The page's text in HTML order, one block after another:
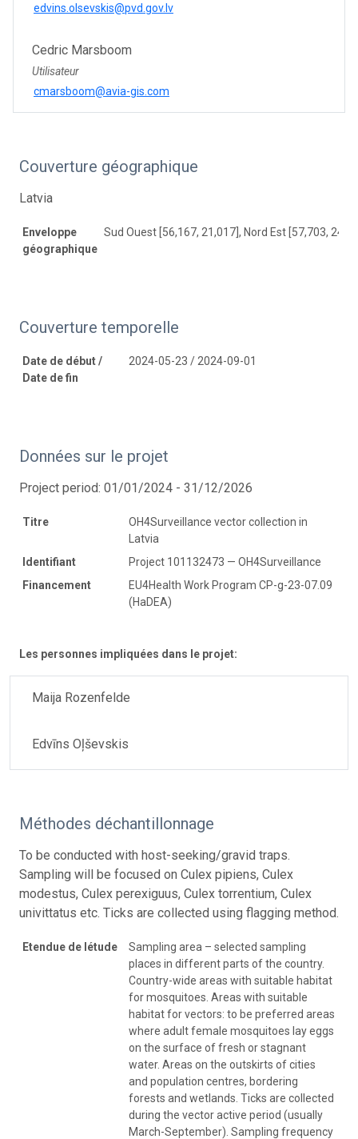
edvins.olsevskis@pvd.gov.lv
Cedric Marsboom
Utilisateur
cmarsboom@avia-gis.com
Couverture géographique
Latvia
Enveloppe
géographique
Sud Ouest [56,167, 21,017], Nord Est [57,703,
Couverture temporelle
Date de début /
Date de fin
2024-05-23 / 2024-09-01
Données sur le projet
Project period: 01/01/2024 - 31/12/2026
Titre
OH4Surveillance vector collection in
Latvia
Identifiant
Project 101132473 — OH4Surveillance
Financement
EU4Health Work Program CP-g-23-07.09
(HaDEA)
Les personnes impliquées dans le projet:
Maija Rozenfelde
Edvīns Oļševskis
Méthodes déchantillonnage
To be conducted with host-seeking/gravid traps.
Sampling will be focused on Culex pipiens, Culex
modestus, Culex perexiguus, Culex torrentium, Culex
univittatus etc. Ticks are collected using flagging method.
Etendue de létude
Sampling area – selected sampling
places in different parts of the country.
Country-wide areas with suitable habitat
for mosquitoes. Areas with suitable
habitat for vectors: to be preferred areas
where adult female mosquitoes lay eggs
on the surface of fresh or stagnant
water. Areas on the outskirts of cities
and population centres, bordering
forests and wetlands. Ticks are collected
during the vector active period (usually
March-September). Sampling frequency